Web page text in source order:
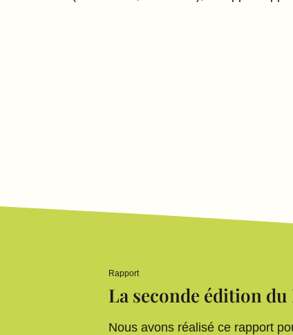
Rapport
La seconde édition
Nous avons réalisé ce rapport